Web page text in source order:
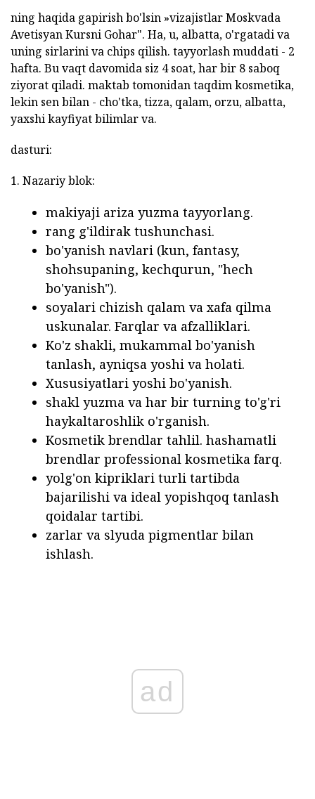
ning haqida gapirish bo'lsin »vizajistlar Moskvada
Avetisyan Kursni Gohar". Ha, u, albatta, o'rgatadi va
uning sirlarini va chips qilish. tayyorlash muddati - 2
hafta. Bu vaqt davomida siz 4 soat, har bir 8 saboq
ziyorat qiladi. maktab tomonidan taqdim kosmetika,
lekin sen bilan - cho'tka, tizza, qalam, orzu, albatta,
yaxshi kayfiyat bilimlar va.
dasturi:
1. Nazariy blok:
makiyaji ariza yuzma tayyorlang.
rang g'ildirak tushunchasi.
bo'yanish navlari (kun, fantasy,
shohsupaning, kechqurun, "hech
bo'yanish").
soyalari chizish qalam va xafa qilma
uskunalar. Farqlar va afzalliklari.
Ko'z shakli, mukammal bo'yanish
tanlash, ayniqsa yoshi va holati.
Xususiyatlari yoshi bo'yanish.
shakl yuzma va har bir turning to'g'ri
haykaltaroshlik o'rganish.
Kosmetik brendlar tahlil. hashamatli
brendlar professional kosmetika farq.
yolg'on kipriklari turli tartibda
bajarilishi va ideal yopishqoq tanlash
qoidalar tartibi.
zarlar va slyuda pigmentlar bilan
ishlash.
ad